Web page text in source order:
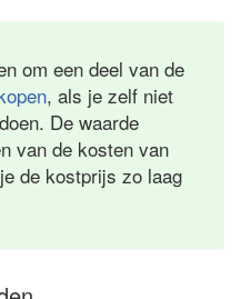
om een deel van de
, als je zelf niet
De waarde
van de kosten van
de kostprijs zo laag